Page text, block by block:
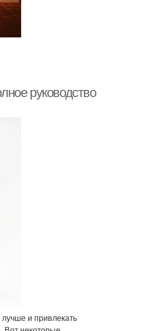
руководство
и привлекать